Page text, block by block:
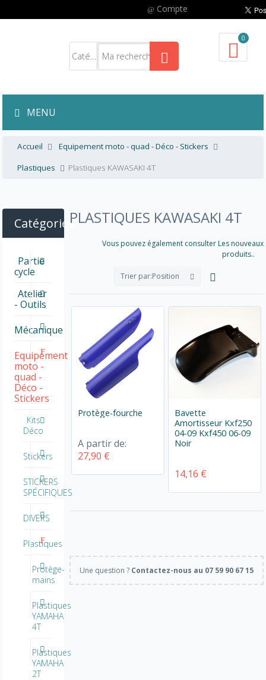
Compte
0
MENU
Accueil
Equipement moto - quad - Déco - Stickers
Plastiques
Plastiques KAWASAKI 4T
PLASTIQUES KAWASAKI 4T
Vous pouvez également consulter Les nouveaux
produits..
Trier par:Position
Protège-fourche
A partir de:
27,90 €
Bavette
Amortisseur Kxf250
04-09 Kxf450 06-09
Noir
14,16 €
Une question ? Contactez-nous au 07 59 90 67 15
Catégories
Partie
cycle
Atelier
- Outils
Mécanique
Equipement
moto -
quad -
Déco -
Stickers
Kits
Déco
Stickers
STICKERS
SPÉCIFIQUES
DIVERS
Plastiques
Protège-
mains
Plastiques
YAMAHA
4T
Plastiques
YAMAHA
2T